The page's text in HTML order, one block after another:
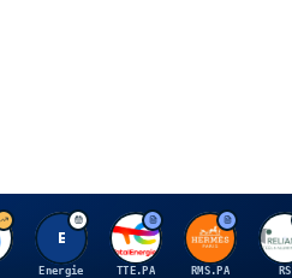
E
Energie
T
TTE.PA
H
RMS.PA
R
RS